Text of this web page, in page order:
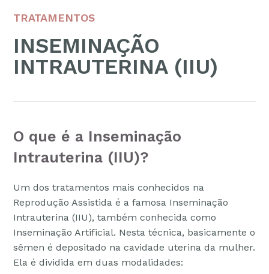
TRATAMENTOS
INSEMINAÇÃO
INTRAUTERINA (IIU)
O que é a Inseminação
Intrauterina (IIU)?
Um dos tratamentos mais conhecidos na
Reprodução Assistida é a famosa Inseminação
Intrauterina (IIU), também conhecida como
Inseminação Artificial. Nesta técnica, basicamente o
sêmen é depositado na cavidade uterina da mulher.
Ela é dividida em duas modalidades: